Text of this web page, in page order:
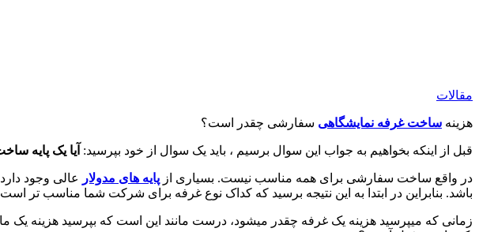
مقالات
هزینه ساخت غرفه نمایشگاهی سفارشی چقدر است؟
قبل از اینکه بخواهیم به جواب این سوال برسیم ، باید یک سوال از خود بپرسید: آیا یک پایه
در واقع ساخت سفارشی برای همه مناسب نیست. بسیاری از پایه های مدولار
عالی وجود
باشد. بنابراین در ابتدا به این نتیجه برسید که کداک نوع غرفه برای شرکت شما مناسب تر
زمانی که میپرسید هزینه یک غرفه چقدر میشود، درست مانند این است که بپرسید هزینه